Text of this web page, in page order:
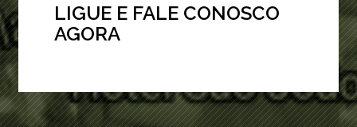
LIGUE E FALE CONOSCO
AGORA